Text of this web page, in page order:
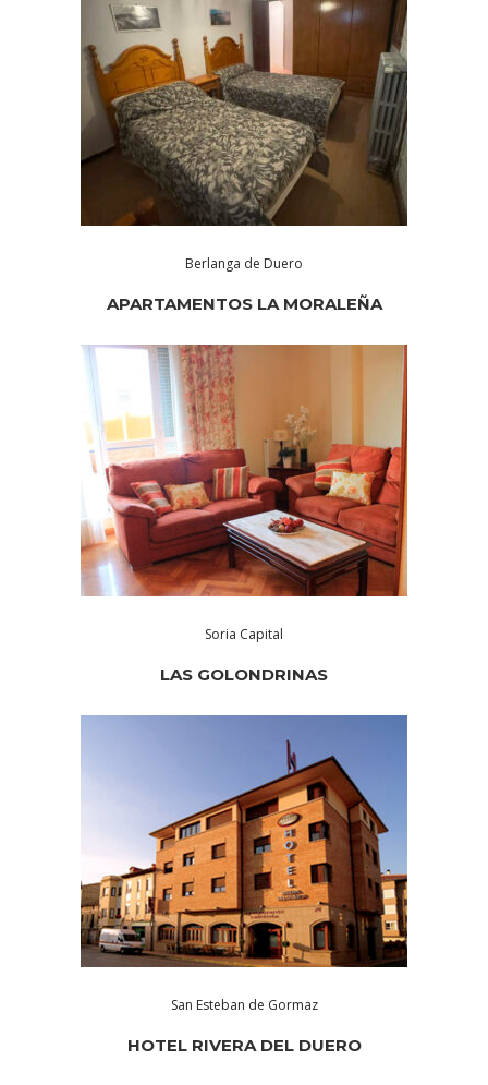
Berlanga de Duero
APARTAMENTOS LA MORALEÑA
Soria Capital
LAS GOLONDRINAS
San Esteban de Gormaz
HOTEL RIVERA DEL DUERO